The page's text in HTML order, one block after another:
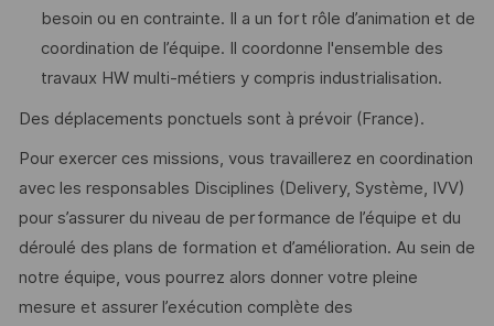
besoin ou en contrainte. Il a un fort rôle d’animation et de
coordination de l’équipe. Il coordonne l'ensemble des
travaux HW multi-métiers y compris industrialisation.
Des déplacements ponctuels sont à prévoir (France).
Pour exercer ces missions, vous travaillerez en coordination
avec les responsables Disciplines (Delivery, Système, IVV)
pour s’assurer du niveau de performance de l’équipe et du
déroulé des plans de formation et d’amélioration. Au sein de
notre équipe, vous pourrez alors donner votre pleine
mesure et assurer l’exécution complète des